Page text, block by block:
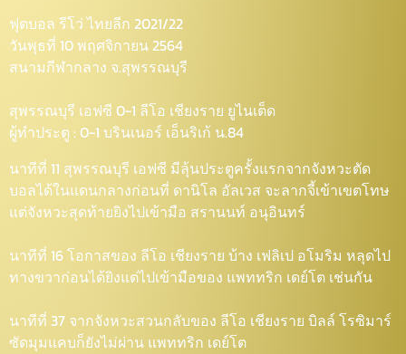
ฟุตบอล รีโว่ ไทยลีก 2021/22
วันพุธที่ 10 พฤศจิกายน 2564
สนามกีฬากลาง จ.สุพรรณบุรี
สุพรรณบุรี เอฟซี 0-1 ลีโอ เชียงราย ยูไนเต็ด
ผู้ทำประตู : 0-1 บรินเนอร์ เอ็นริเก้ น.84
นาทีที่ 11 สุพรรณบุรี เอฟซี มีลุ้นประตูครั้งแรกจากจังหวะตัด
บอลได้ในแดนกลางก่อนที่ ดานิโล อัลเวส จะลากจี้เข้าเขตโทษ
แต่จังหวะสุดท้ายยิงไปเข้ามือ สรานนท์ อนุอินทร์
นาทีที่ 16 โอกาสของ ลีโอ เชียงราย บ้าง เฟลิเป อโมริม หลุดไป
ทางขวาก่อนได้ยิงแต่ไปเข้ามือของ แพททริก เดย์โต เช่นกัน
นาทีที่ 37 จากจังหวะสวนกลับของ ลีโอ เชียงราย บิลล์ โรซิมาร์
ซัดมุมแคบก็ยังไม่ผ่าน แพททริก เดย์โต